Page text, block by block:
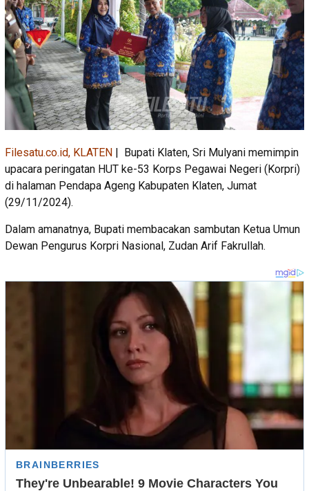
Filesatu.co.id, KLATEN | Bupati Klaten, Sri Mulyani memimpin
upacara peringatan HUT ke-53 Korps Pegawai Negeri (Korpri)
di halaman Pendapa Ageng Kabupaten Klaten, Jumat
(29/11/2024).
Dalam amanatnya, Bupati membacakan sambutan Ketua Umun
Dewan Pengurus Korpri Nasional, Zudan Arif Fakrullah.